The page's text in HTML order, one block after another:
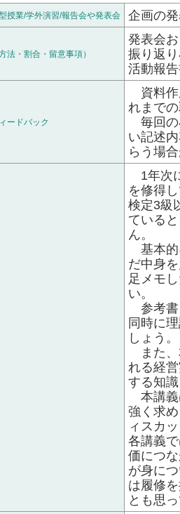
授業/学外演習/報告会や発表会 企画の
法・割合・留意事項）
発表会
振り返
活動報
ードバック
資料作
れまで
毎回の
い記述
らう場
1年次
を修得
検定3級
ている
ん。
基本的
だ中身
足メモ
い。
参考書
同時に
しょう。
また、
れる経
する知
本講義
強く求
ィスカ
各講義
価につ
が身に
は履修
とも思